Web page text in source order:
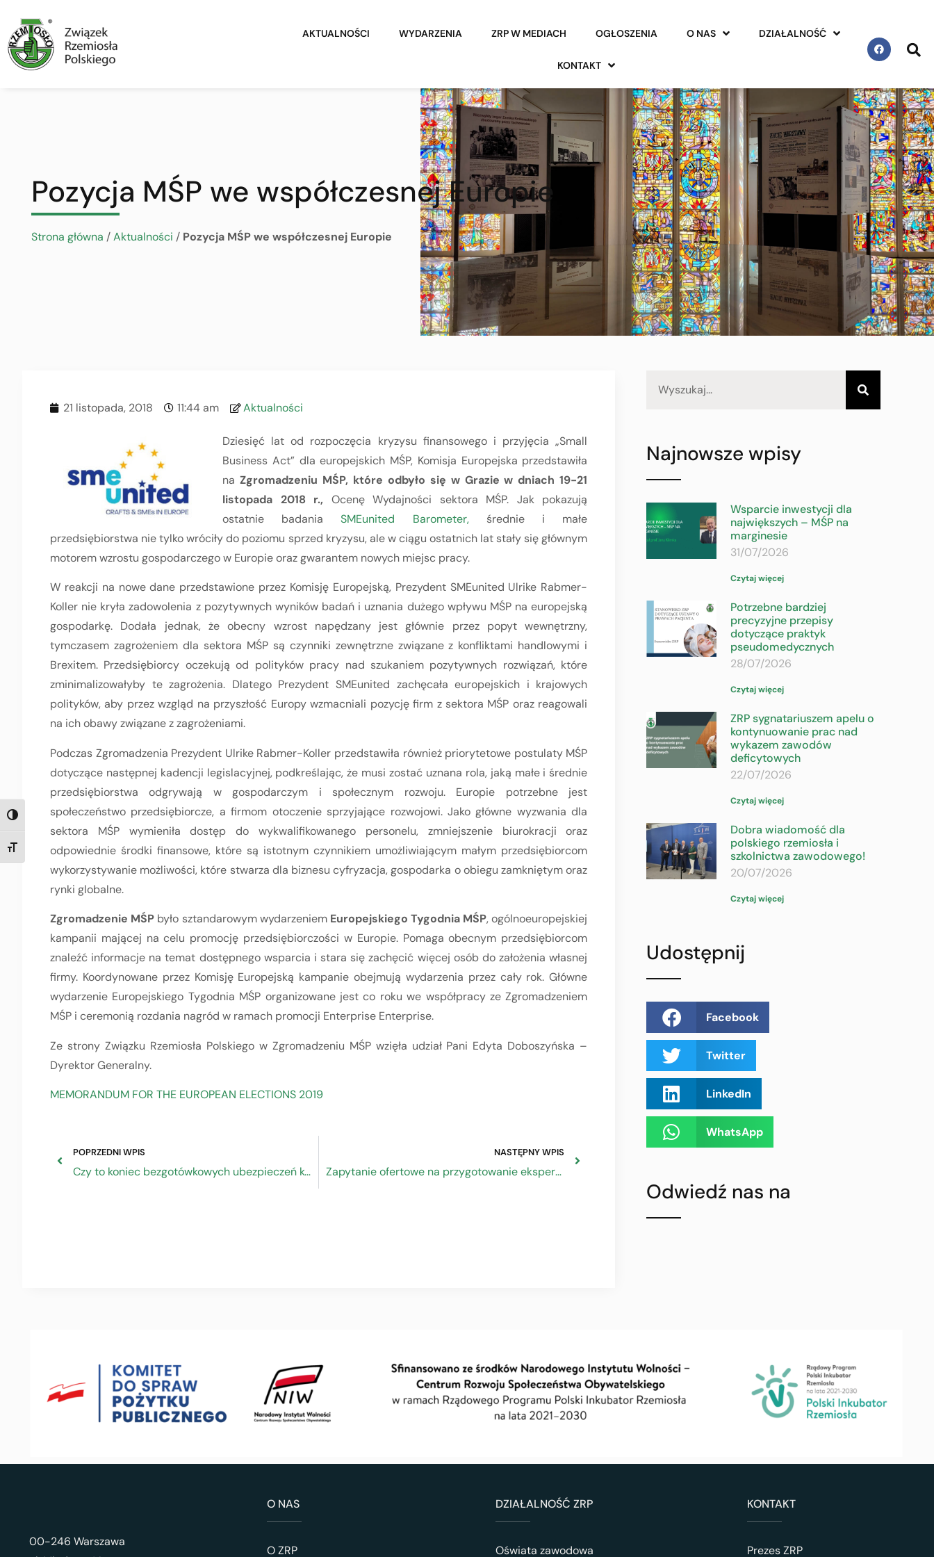
TOGGLE HIGH CONTRAST
TOGGLE FONT SIZE
AKTUALNOŚCI WYDARZENIA ZRP W MEDIACH OGŁOSZENIA O NAS DZIAŁALNOŚĆ
KONTAKT
Pozycja MŚP we współczesnej Europie
Strona główna /Aktualności / Pozycja MŚP we współczesnej Europie
21 listopada, 2018 11:44 am Aktualności
Dziesięć lat od rozpoczęcia kryzysu finansowego i przyjęcia „Small
Business Act” dla europejskich MŚP, Komisja Europejska przedstawiła
na Zgromadzeniu MŚP, które odbyło się w Grazie w dniach 19-21
listopada 2018 r., Ocenę Wydajności sektora MŚP. Jak pokazują
ostatnie badaniaSMEunited Barometer,średnie i małe
przedsiębiorstwa nie tylko wróciły do poziomu sprzed kryzysu, ale w ciągu ostatnich lat stały się głównym
motorem wzrostu gospodarczego w Europie oraz gwarantem nowych miejsc pracy.
W reakcji na nowe dane przedstawione przez Komisję Europejską, Prezydent SMEunited Ulrike Rabmer-
Koller nie kryła zadowolenia z pozytywnych wyników badań i uznania dużego wpływu MŚP na europejską
gospodarkę. Dodała jednak, że obecny wzrost napędzany jest głównie przez popyt wewnętrzny,
tymczasem zagrożeniem dla sektora MŚP są czynniki zewnętrzne związane z konfliktami handlowymi i
Brexitem. Przedsiębiorcy oczekują od polityków pracy nad szukaniem pozytywnych rozwiązań, które
zminimalizowałyby te zagrożenia. Dlatego Prezydent SMEunited zachęcała europejskich i krajowych
polityków, aby przez wzgląd na przyszłość Europy wzmacniali pozycję firm z sektora MŚP oraz reagowali
na ich obawy związane z zagrożeniami.
Podczas Zgromadzenia Prezydent Ulrike Rabmer-Koller przedstawiła również priorytetowe postulaty MŚP
dotyczące następnej kadencji legislacyjnej, podkreślając, że musi zostać uznana rola, jaką małe i średnie
przedsiębiorstwa odgrywają w gospodarczym i społecznym rozwoju. Europie potrzebne jest
społeczeństwo przedsiębiorcze, a firmom otoczenie sprzyjające rozwojowi. Jako główne wyzwania dla
sektora MŚP wymieniła dostęp do wykwalifikowanego personelu, zmniejszenie biurokracji oraz
odpowiednie środki finansowe, które są istotnym czynnikiem umożliwiającym małym przedsiębiorcom
wykorzystywanie możliwości, które stwarza dla biznesu cyfryzacja, gospodarka o obiegu zamkniętym oraz
rynki globalne.
Zgromadzenie MŚP było sztandarowym wydarzeniem Europejskiego Tygodnia MŚP, ogólnoeuropejskiej
kampanii mającej na celu promocję przedsiębiorczości w Europie. Pomaga obecnym przedsiębiorcom
znaleźć informacje na temat dostępnego wsparcia i stara się zachęcić więcej osób do założenia własnej
firmy. Koordynowane przez Komisję Europejską kampanie obejmują wydarzenia przez cały rok. Główne
wydarzenie Europejskiego Tygodnia MŚP organizowane jest co roku we współpracy ze Zgromadzeniem
MŚP i ceremonią rozdania nagród w ramach promocji Enterprise Enterprise.
Ze strony Związku Rzemiosła Polskiego w Zgromadzeniu MŚP wzięła udział Pani Edyta Doboszyńska –
Dyrektor Generalny.
MEMORANDUM FOR THE EUROPEAN ELECTIONS 2019
POPRZEDNI WPIS
Czy to koniec bezgotówkowych ubezpieczeń komunikacyjnych?
NASTĘPNY WPIS
Zapytanie ofertowe na przygotowanie ekspertyzy nt. „Projekt ustawy o świadczeniu usług w zakresie dochodzenia roszczeń odszkodowawczych wynikających z czynu niedozwolonego – ocena projektowanych rozwiązań prawnych”
Najnowsze wpisy
Wsparcie inwestycji dla
największych – MŚP na
marginesie
31/07/2026
Czytaj więcej
Potrzebne bardziej
precyzyjne przepisy
dotyczące praktyk
pseudomedycznych
28/07/2026
Czytaj więcej
ZRP sygnatariuszem apelu o
kontynuowanie prac nad
wykazem zawodów
deficytowych
22/07/2026
Czytaj więcej
Dobra wiadomość dla
polskiego rzemiosła i
szkolnictwa zawodowego!
20/07/2026
Czytaj więcej
Udostępnij
Facebook
Twitter
LinkedIn
WhatsApp
Odwiedź nas na
00-246 Warszawa
O NAS
O ZRP
DZIAŁALNOŚĆ ZRP
Oświata zawodowa
KONTAKT
Prezes ZRP